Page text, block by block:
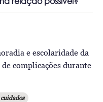
e escolaridade da
complicações durante